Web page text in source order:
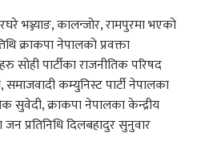
भञ्ज्याङ, कालन्जोर, रामपुरमा भएको
क्राकपा नेपालको प्रवक्ता
सोही पार्टीका राजनीतिक परिषद
कम्युनिस्ट पार्टी नेपालका
सुवेदी, क्राकपा नेपालका केन्द्रीय
प्रतिनिधि दिलबहादुर सुनुवार